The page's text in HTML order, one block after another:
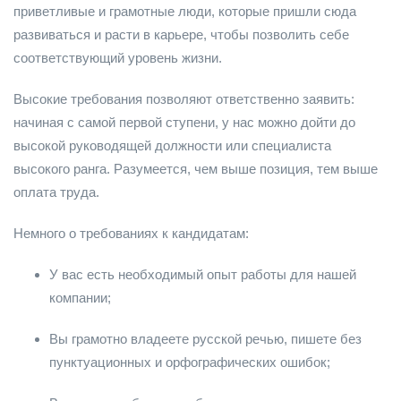
приветливые и грамотные люди, которые пришли сюда
развиваться и расти в карьере, чтобы позволить себе
соответствующий уровень жизни.
Высокие требования позволяют ответственно заявить:
начиная с самой первой ступени, у нас можно дойти до
высокой руководящей должности или специалиста
высокого ранга. Разумеется, чем выше позиция, тем выше
оплата труда.
Немного о требованиях к кандидатам:
У вас есть необходимый опыт работы для нашей
компании;
Вы грамотно владеете русской речью, пишете без
пунктуационных и орфографических ошибок;